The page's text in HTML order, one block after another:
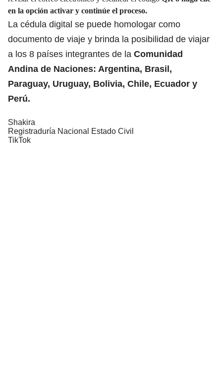
en la opción activar y continúe el proceso.
La cédula digital se puede homologar como
documento de viaje y brinda la posibilidad de viajar
a los 8 países integrantes de la Comunidad
Andina de Naciones: Argentina, Brasil,
Paraguay, Uruguay, Bolivia, Chile, Ecuador y
Perú.
Shakira
Registraduría Nacional Estado Civil
TikTok